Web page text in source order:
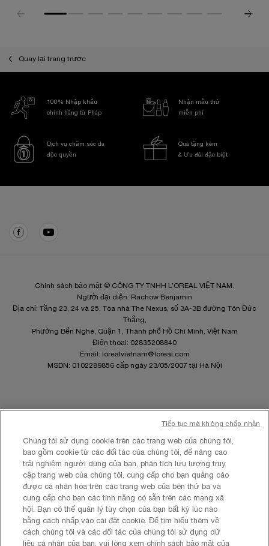
Quay lại trang trước
100% Nhập khẩu
chính hãng từ Pháp
Nhận mẫu thử
miễn phí
Dịch vụ chăm sóc da
độc quyền
Quà tặng kèm
& Ưu đãi đặc biệt
Chính sách bảo mật © CÔNG TY TNHH L’OREAL VIỆT NAM.
Người đại diện: Rachow Benjamin
Địa chỉ: Tầng 23, 24 và 25, Tòa nhà The Nexus, số 3A-3B đường Tôn Đức
Thắng,
Phường Bến Nghé, Quận 1, Thành phố Hồ Chí Minh, Việt Nam
Điện thoại: 02835208840
Email:
lorealvietnam@loreal.com
MSDN: 0102289856 cấp ngày 23/05/2007 tại Hà Nội
Điều khoản và Điều kiện
Chính sách quyền riêng tư
Cài Đặt Cookies
Chúng tôi sử dụng cookie trên các trang web của chúng tôi,
bao gồm cookie từ các đối tác của chúng tôi, để nâng cao
trải nghiệm người dùng của bạn, phân tích lưu lượng truy
cập trang web của chúng tôi, cung cấp cho bạn quảng cáo
được cá nhân hóa trên các trang web của bên thứ ba và
cung cấp cho bạn các tính năng có sẵn trên các mạng xã
hội. Bạn có thể quản lý tùy chọn của bạn bất kỳ lúc nào
bằng cách nhấp vào cài đặt cookie. Để tìm hiểu thêm về
cách chúng tôi và các đối tác của chúng tôi sử dụng dữ
liệu cá nhân của bạn, vui lòng xem chính sách bảo mật của
Tiếp tục mà không chấp nhận